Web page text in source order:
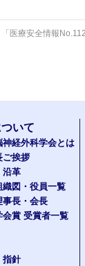
医療安全情報
いて
神経外科学会とは
ご挨拶
沿革
織図・役員一覧
事長・会長
会賞 受賞者一覧
指針